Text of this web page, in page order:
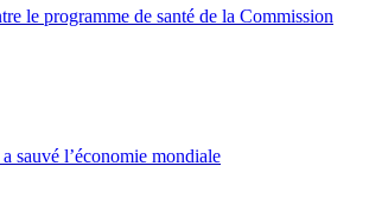
le programme de santé de la Commission
sauvé l’économie mondiale